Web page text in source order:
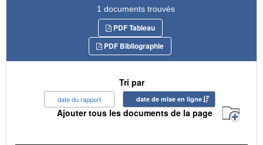
1 documents trouvés
PDF Tableau
PDF Bibliographie
Tri par
date du rapport date de mise en ligne
Ajouter tous les documents de la page